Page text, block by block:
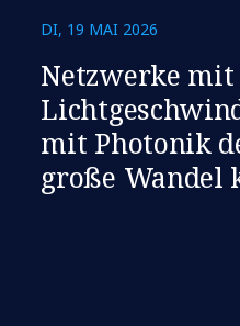
DI, 19 MAI 2026
​​Netzwerke mit
mit Photonik
große Wandel